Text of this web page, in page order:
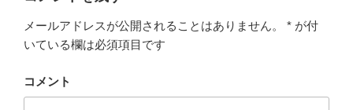
メールアドレスが公開されることはありません。 * が付
いている欄は必須項目です
コメント